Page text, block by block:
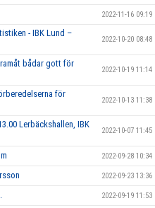
2022-11-16 09:19
- IBK Lund –
2022-10-20 08:48
bådar gott för
2022-10-19 11:14
för
2022-10-13 11:38
Lerbäckshallen, IBK
2022-10-07 11:45
2022-09-28 10:34
2022-09-23 13:36
2022-09-19 11:53